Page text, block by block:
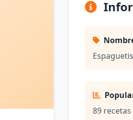
89 recetas